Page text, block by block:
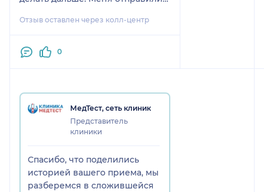
клинике сказали, что гинеколог
итоге сказали, что времени нет. Я
не устроил.
Отзыв оставлен через колл-центр
0
МедТест, сеть клиник
Представитель
клиники
Спасибо, что поделились
историей вашего приема, мы
разберемся в сложившейся